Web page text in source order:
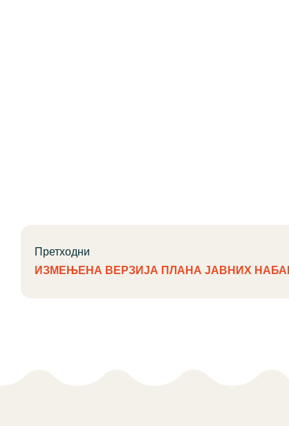
Претходни
ИЗМЕЊЕНА ВЕРЗИЈА ПЛАНА ЈАВНИХ